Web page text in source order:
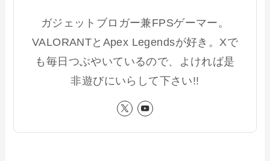
ガジェットブロガー兼FPSゲーマー。
VALORANTとApex Legendsが好き。Xで
も毎日つぶやいているので、よければ是
非遊びにいらして下さい!!